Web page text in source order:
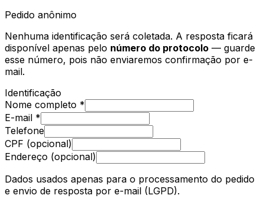
Pedido anônimo
Nenhuma identificação será coletada. A resposta ficará
disponível apenas pelo número do protocolo — guarde
esse número, pois não enviaremos confirmação por e-
mail.
Identificação
Nome completo *
E-mail *
Telefone
CPF (opcional)
Endereço (opcional)
Dados usados apenas para o processamento do pedido
e envio de resposta por e-mail (LGPD).